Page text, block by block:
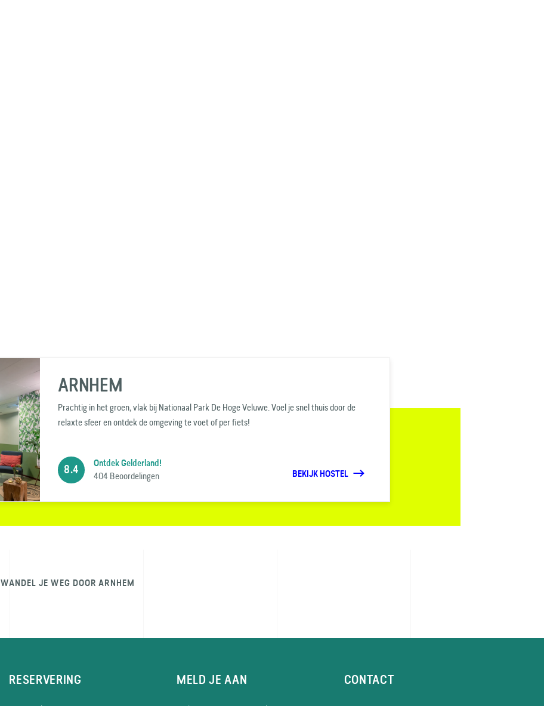
ARNHEM
Prachtig in het groen, vlak bij Nationaal Park De Hoge Veluwe. Voel je snel thuis door de
relaxte sfeer en ontdek de omgeving te voet of per fiets!
8.4
Ontdek Gelderland!
404 Beoordelingen BEKIJK HOSTEL
WANDEL JE WEG DOOR ARNHEM
RESERVERING MELD JE AAN CONTACT